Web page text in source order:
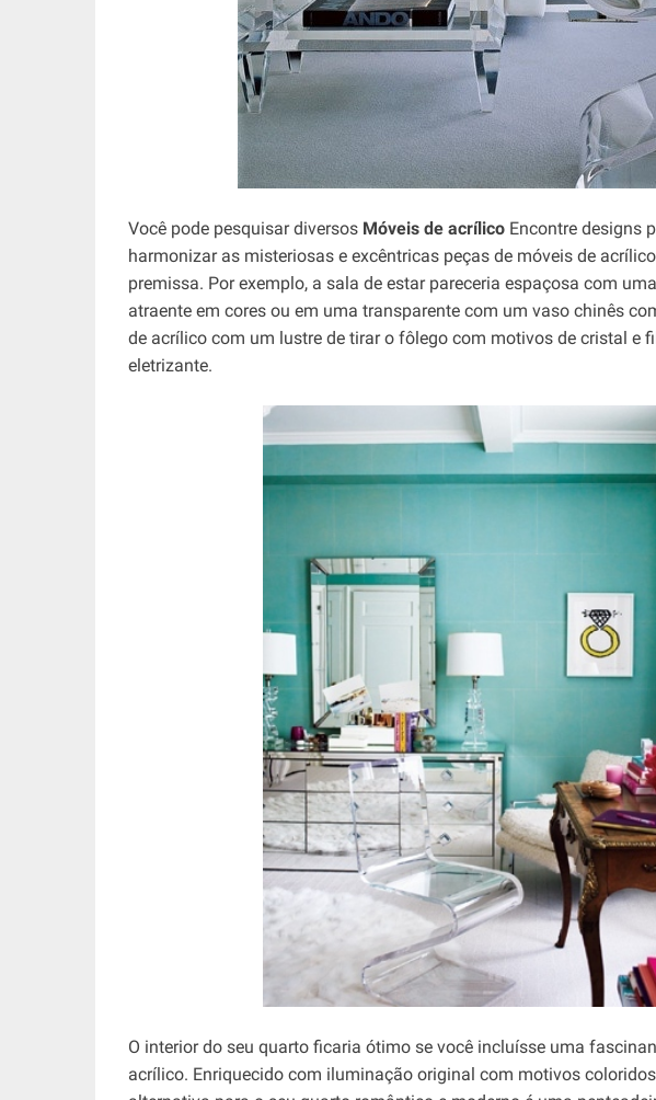
Você pode pesquisar diversos Móveis de acrílico Encontre designs
harmonizar as misteriosas e excêntricas peças de móveis de
premissa. Por exemplo, a sala de estar pareceria espaçosa com
atraente em cores ou em uma transparente com um vaso chinês
de acrílico com um lustre de tirar o fôlego com motivos de cristal e
eletrizante.
O interior do seu quarto ficaria ótimo se você incluísse uma
acrílico. Enriquecido com iluminação original com motivos